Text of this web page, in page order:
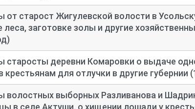
от старост Жигулевской волости в
леса, заготовке золы и другие
старосты деревни Комаровки о выдаче
крестьянам для отлучки в другие губернии
волостных выборных Разливанова и
в селе Актуши, о хищении лошади у